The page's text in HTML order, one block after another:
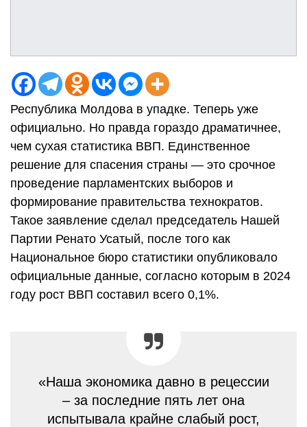
Республика Молдова в упадке. Теперь уже
официально. Но правда гораздо драматичнее,
чем сухая статистика ВВП. Единственное
решение для спасения страны — это срочное
проведение парламентских выборов и
формирование правительства технократов.
Такое заявление сделал председатель Нашей
Партии Ренато Усатый, после того как
Национальное бюро статистики опубликовало
официальные данные, согласно которым в 2024
году рост ВВП составил всего 0,1%.
«Наша экономика давно в рецессии
– за последние пять лет она
испытывала крайне слабый рост,